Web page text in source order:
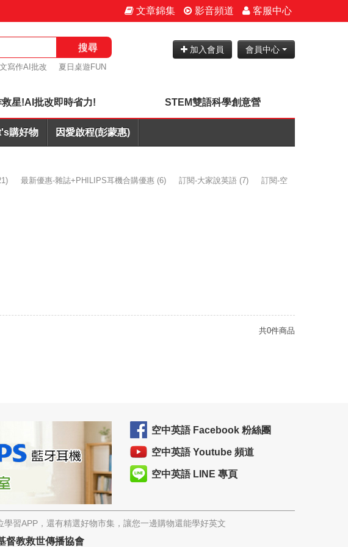
文章錦集 影音頻道 客服中心
搜尋
寫作AI批改
夏日桌遊FUN
加入會員 會員中心
星!AI批改即時省力! STEM雙語科學創意營
購好物 因愛啟程(彭蒙惠)
最新優惠-雜誌+PHILIPS耳機合購優惠 (6) 訂閱-大家說英語 (7)
訂閱-空
共0件商品
空中英語 Facebook 粉絲團
空中英語 Youtube 頻道
空中英語 LINE 專頁
習APP，還有精選好物市集，讓您一邊購物還能學好英文
教救世傳播協會